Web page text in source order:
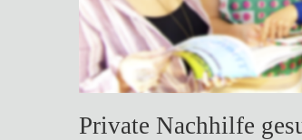
Private Nachhilfe